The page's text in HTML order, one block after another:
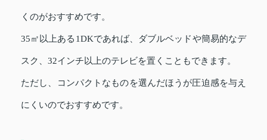
くのがおすすめです。
35㎡以上ある1DKであれば、ダブルベッドや簡易的なデ
スク、32インチ以上のテレビを置くこともできます。
ただし、コンパクトなものを選んだほうが圧迫感を与え
にくいのでおすすめです。